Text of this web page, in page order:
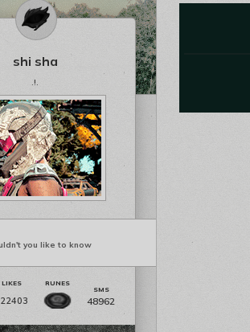
shi sha
.!.
you like to know
48962